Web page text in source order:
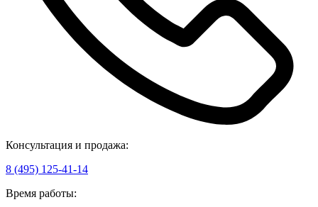
Консультация и продажа:
8 (495) 125-41-14
Время работы: